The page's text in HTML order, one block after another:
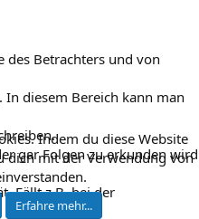
des Betrachters und von
diesem Bereich kann man
gar Folgen zu erkunden wird
Fällt z.B. bei der
Indem du diese Website
dich mit der Verwendung von
Erfahre mehr...